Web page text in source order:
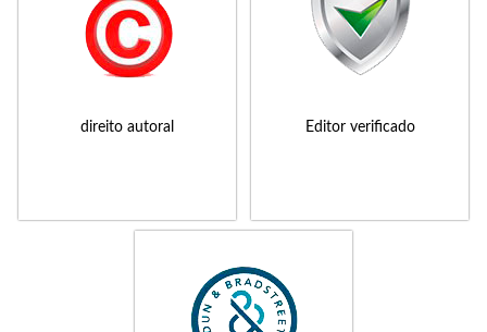
direito autoral Editor verificado